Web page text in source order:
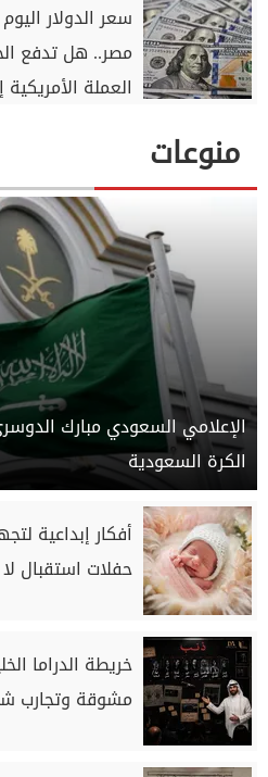
مصر.. هل تدفع
العملة
منوعات
الإعلامي السعودي مبارك
الكرة السعودية
أفكار إبداعية
حفلات استقبال
خريطة الدراما
مشوقة وتجارب